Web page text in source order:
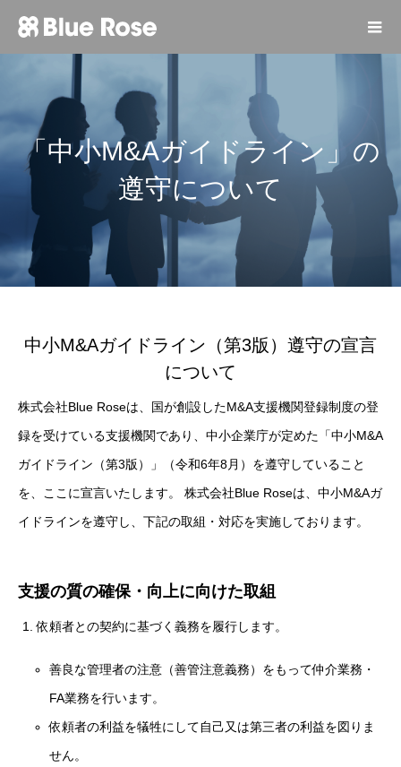
「中小M&Aガイドライン」の
遵守について
中小M&Aガイドライン（第3版）遵守の宣言
について
株式会社Blue Roseは、国が創設したM&A支援機関登録制度の登
録を受けている支援機関であり、中小企業庁が定めた「中小M&A
ガイドライン（第3版）」（令和6年8月）を遵守していること
を、ここに宣言いたします。 株式会社Blue Roseは、中小M&Aガ
イドラインを遵守し、下記の取組・対応を実施しております。
支援の質の確保・向上に向けた取組
依頼者との契約に基づく義務を履行します。
善良な管理者の注意（善管注意義務）をもって仲介業務・
FA業務を行います。
依頼者の利益を犠牲にして自己又は第三者の利益を図りま
せん。